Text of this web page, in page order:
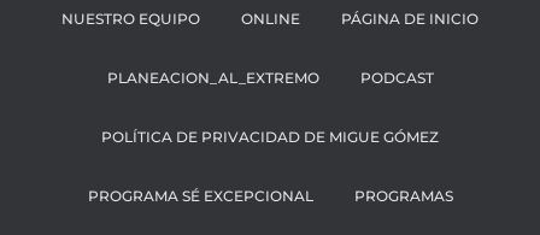
NUESTRO EQUIPO ONLINE PÁGINA DE INICIO
PLANEACION_AL_EXTREMO PODCAST
POLÍTICA DE PRIVACIDAD DE MIGUE GÓMEZ
PROGRAMA SÉ EXCEPCIONAL PROGRAMAS